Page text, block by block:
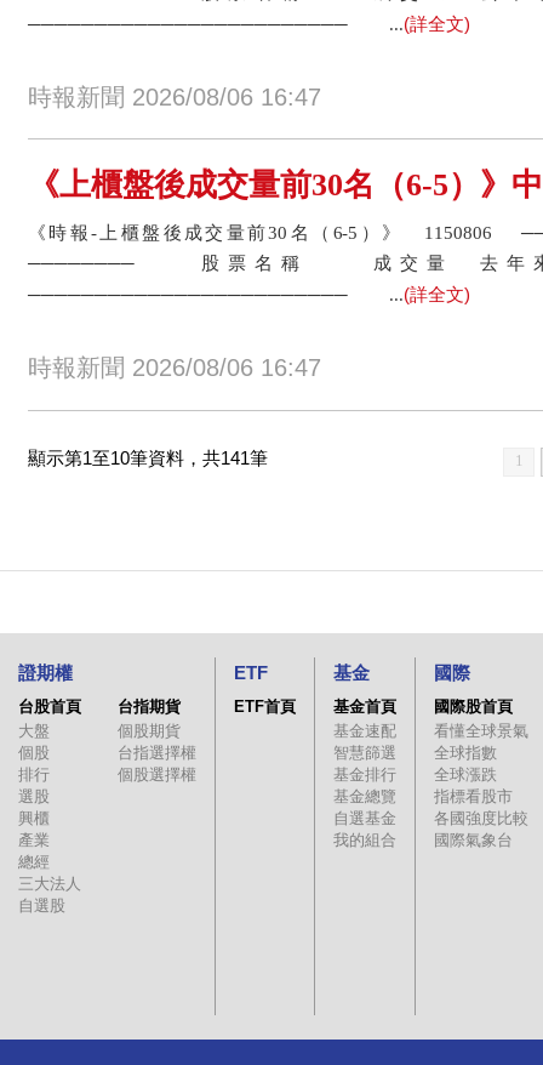
──────────────────────── ...(詳全文)
時報新聞 2026/08/06 16:47
《上櫃盤後成交量前30名（6-5）》
《時報-上櫃盤後成交量前30名（6-5）》 1150806
──────── 股票名稱 成交量
──────────────────────── ...(詳全文)
時報新聞 2026/08/06 16:47
顯示第1至10筆資料，共141筆 1
證期權
台股首頁
大盤
個股
排行
選股
興櫃
產業
總經
三大法人
自選股
台指期貨
個股期貨
台指選擇權
個股選擇權
ETF
ETF首頁
基金
基金首頁
基金速配
智慧篩選
基金排行
基金總覽
自選基金
我的組合
國際
國際股首頁
看懂全球景氣
全球指數
全球漲跌
指標看股市
各國強度比較
國際氣象台